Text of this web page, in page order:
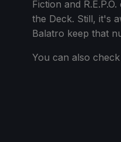
Fiction and
the Deck. Still, it's
Balatro keep that
You can also